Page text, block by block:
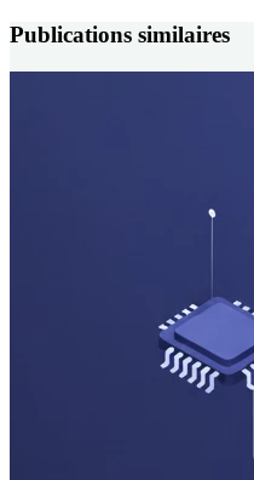
Publications similaires